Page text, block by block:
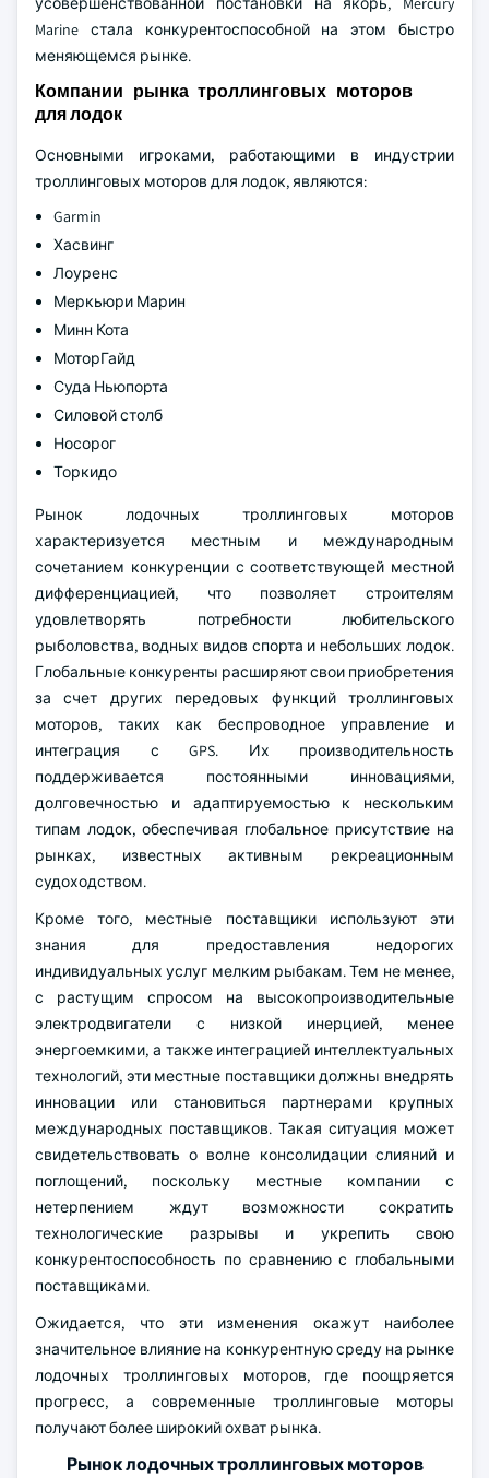
Marine стала конкурентоспособной на этом быстро
меняющемся рынке.
Компании рынка троллинговых моторов
для лодок
Основными игроками, работающими в индустрии
троллинговых моторов для лодок, являются:
Garmin
Хасвинг
Лоуренс
Меркьюри Марин
Минн Кота
МоторГайд
Суда Ньюпорта
Силовой столб
Носорог
Торкидо
Рынок лодочных троллинговых моторов
характеризуется местным и международным
сочетанием конкуренции с соответствующей местной
дифференциацией, что позволяет строителям
удовлетворять потребности любительского
рыболовства, водных видов спорта и небольших лодок.
Глобальные конкуренты расширяют свои приобретения
за счет других передовых функций троллинговых
моторов, таких как беспроводное управление и
интеграция с GPS. Их производительность
поддерживается постоянными инновациями,
долговечностью и адаптируемостью к нескольким
типам лодок, обеспечивая глобальное присутствие на
рынках, известных активным рекреационным
судоходством.
Кроме того, местные поставщики используют эти
знания для предоставления недорогих
индивидуальных услуг мелким рыбакам. Тем не менее,
с растущим спросом на высокопроизводительные
электродвигатели с низкой инерцией, менее
энергоемкими, а также интеграцией интеллектуальных
технологий, эти местные поставщики должны внедрять
инновации или становиться партнерами крупных
международных поставщиков. Такая ситуация может
свидетельствовать о волне консолидации слияний и
поглощений, поскольку местные компании с
нетерпением ждут возможности сократить
технологические разрывы и укрепить свою
конкурентоспособность по сравнению с глобальными
поставщиками.
Ожидается, что эти изменения окажут наиболее
значительное влияние на конкурентную среду на рынке
лодочных троллинговых моторов, где поощряется
прогресс, а современные троллинговые моторы
получают более широкий охват рынка.
Рынок лодочных троллинговых моторов